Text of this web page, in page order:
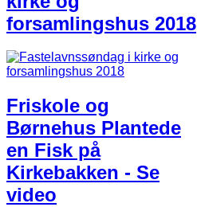
forsamlingshus​ ​2018
Friskole og
Børnehus Plantede
en Fisk på
Kirkebakken - ​Se
video​